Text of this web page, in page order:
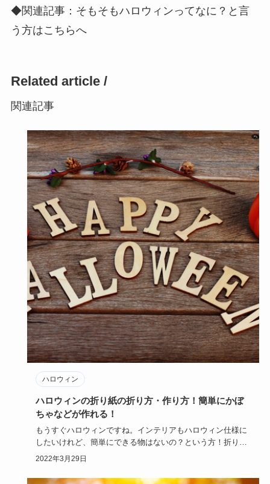
◆関連記事：そもそもハロウィンってなに？と言
う方はこちらへ
Related article /
関連記事
ハロウィン
ハロウィンの折り紙の折り方・作り方！簡単にかぼ
ちゃなどが作れる！
もうすぐハロウィンですね。インテリアもハロウィン仕様に
したいけれど、簡単にできる物はないの？という方！折り紙
でハロウィンっ…
2022年3月29日